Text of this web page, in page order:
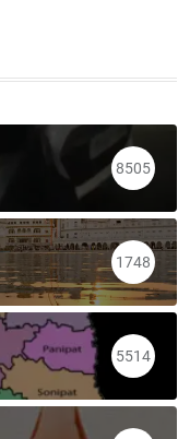
8505
1748
5514